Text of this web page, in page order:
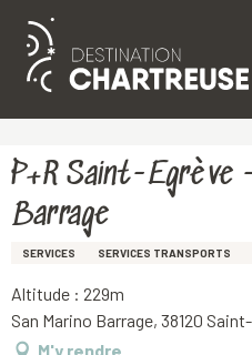
Aller
principal
P+R Saint-Egrève
Barrage
SERVICES SERVICES TRANSPORTS
Altitude : 229m
San Marino Barrage, 38120
M'y rendre